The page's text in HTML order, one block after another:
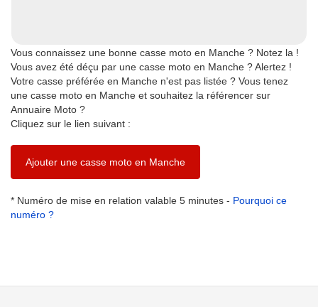
Vous connaissez une bonne casse moto en Manche ? Notez la !
Vous avez été déçu par une casse moto en Manche ? Alertez !
Votre casse préférée en Manche n'est pas listée ? Vous tenez
une casse moto en Manche et souhaitez la référencer sur
Annuaire Moto ?
Cliquez sur le lien suivant :
Ajouter une casse moto en Manche
* Numéro de mise en relation valable 5 minutes - Pourquoi ce
numéro ?